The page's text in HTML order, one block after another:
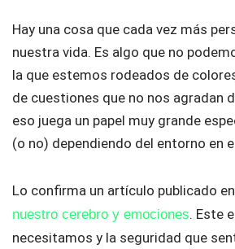
Hay una cosa que cada vez más
nuestra vida. Es algo que no
la que estemos rodeados de
de cuestiones que no nos agradan
eso juega un papel muy grande
(o no) dependiendo del entorno en
Lo confirma un artículo publicado
nuestro cerebro y emociones. Este
necesitamos y la seguridad que